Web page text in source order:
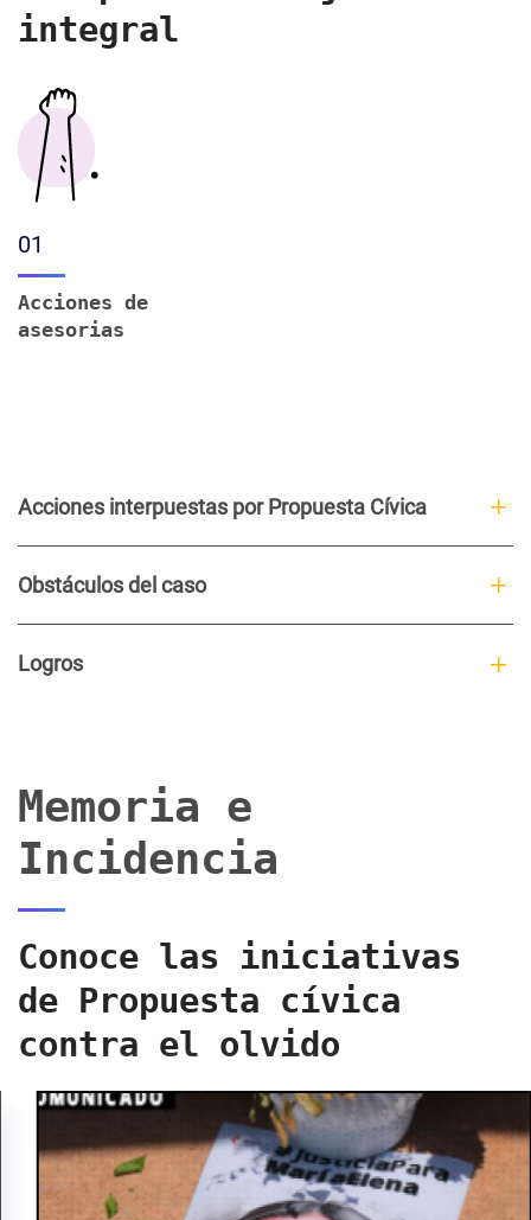
integral
01
Acciones de
asesorias
Acciones interpuestas por Propuesta Cívica
Obstáculos del caso
Logros
Memoria e
Incidencia
Conoce las iniciativas
de Propuesta cívica
contra el olvido